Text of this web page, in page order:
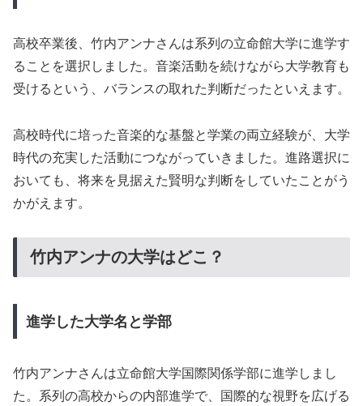
高校卒業後、竹内アンナさんは系列の立命館大学に進学す
ることを選択しました。音楽活動を続けながら大学教育も
受けるという、バランスの取れた判断だったといえます。
高校時代に培った音楽的な基盤と学業の両立経験が、大学
時代の充実した活動につながっていきました。進路選択に
おいても、将来を見据えた賢明な判断をしていたことがう
かがえます。
竹内アンナの大学はどこ？
進学した大学名と学部
竹内アンナさんは立命館大学国際関係学部に進学しまし
た。系列の高校からの内部進学で、国際的な視野を広げる